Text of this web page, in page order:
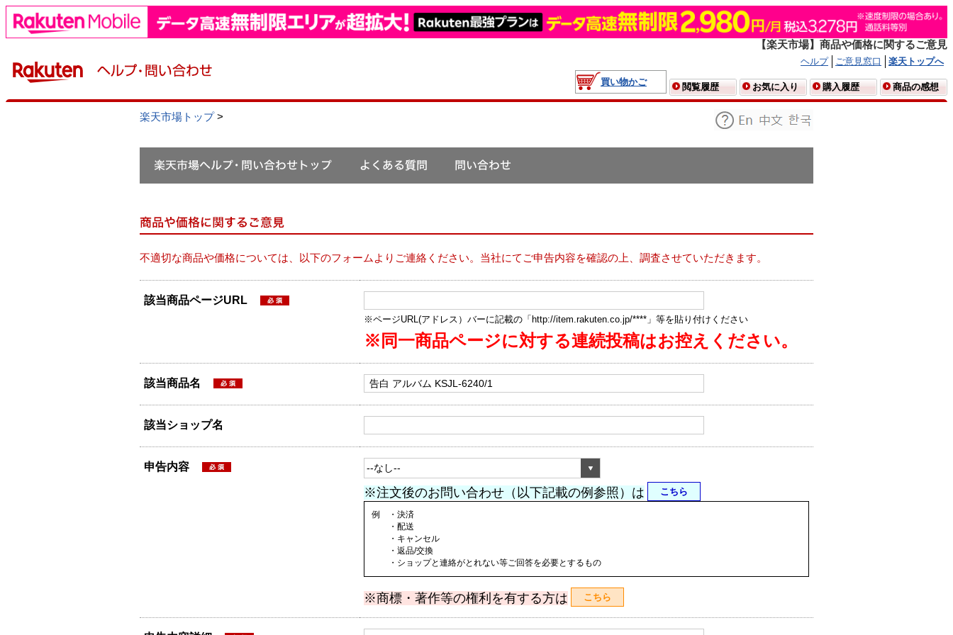
【楽天市場】商品や価格に関するご意見
ヘルプ ご意見窓口
楽天トップへ
買い物かご
閲覧履歴 お気に入り 購入履歴 商品の感想
楽天市場トップ>
不適切な商品や価格については、以下のフォームよりご連絡ください。当社にてご申告内容を確認の上、調査させていただきます。
該当商品ページURL
※ページURL(アドレス）バーに記載の「http://item.rakuten.co.jp/****」等を貼り付けください
※同一商品ページに対する連続投稿はお控えください。
該当商品名
該当ショップ名
申告内容
※注文後のお問い合わせ（以下記載の例参照）は こちら
例 ・決済
・配送
・キャンセル
・返品/交換
・ショップと連絡がとれない等ご回答を必要とするもの
※商標・著作等の権利を有する方は こちら